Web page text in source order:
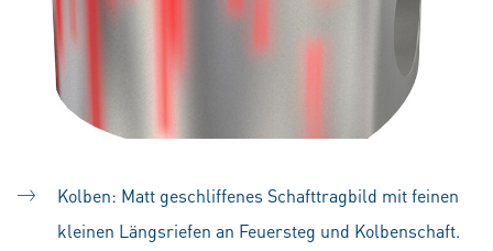
Kolben: Matt geschliffenes Schafttragbild mit feinen
kleinen Längsriefen an Feuersteg und Kolbenschaft.